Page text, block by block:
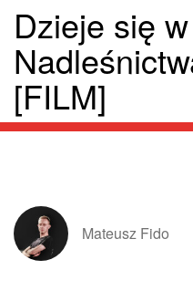
Dzieje się
[FILM]
Mateusz Fido